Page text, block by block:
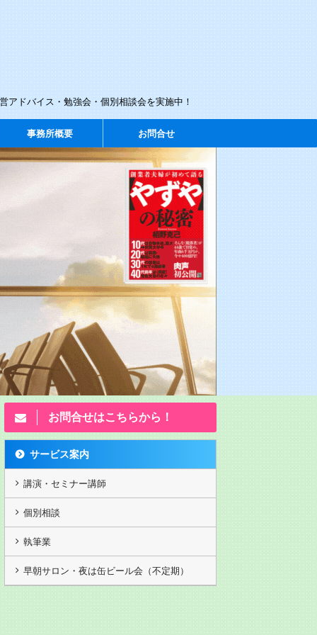
ドバイス・勉強会・個別相談会を実施中！
事務所概要 お問合せ
演動画202503月
前ですがw カヤノ
独立起業塾2 九州ベンチャー
第13回 ランチェスター竹田の
｢弱者必勝の顧客戦略/感謝は態
度で示せの法則 5,250円(税抜)
DVDのみ 重要な顧客戦略。一
独立起業塾 九
大
第１回独立起業
転起業物語】
DVDのみ 石村萬
／ランチェスタ
お問合せはこちらから！
サービス案内
講演・セミナー講師
個別相談
執筆業
早朝サロン・夜は缶ビール会（不定期）